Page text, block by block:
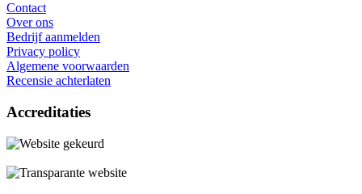
Contact
Over ons
Bedrijf aanmelden
Privacy policy
Algemene voorwaarden
Recensie achterlaten
Accreditaties